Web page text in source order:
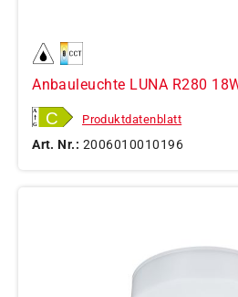
Anbauleuchte LUNA R280
Produktdatenblatt
Art. Nr.: 2006010010196